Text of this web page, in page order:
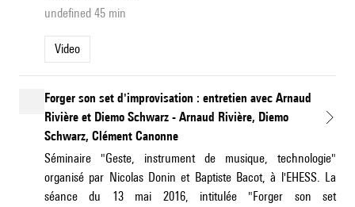
undefined 45 min
Video
Forger son set d'improvisation : entretien avec Arnaud
Rivière et Diemo Schwarz - Arnaud Rivière, Diemo
Schwarz, Clément Canonne
Séminaire "Geste, instrument de musique, technologie"
organisé par Nicolas Donin et Baptiste Bacot, à l'EHESS. La
séance du 13 mai 2016, intitulée "Forger son set